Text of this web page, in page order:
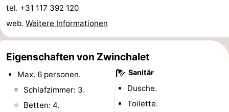
Strand
&
tun
-
Museen
tel. +31 117 392 120
web. Weitere Informationen
Eigenschaften von Zwinchalet
Max. 6 personen.
Schlafzimmer: 3.
Betten: 4.
Sanitär
Dusche.
Toilette.